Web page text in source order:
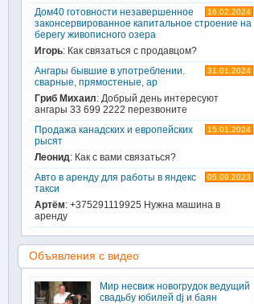
16.02.2024
Дом40 готовности незавершенное
законсервированное капитальное строение на
берегу живописного озера
Игорь: Как связаться с продавцом?
31.01.2024
Ангары бывшие в употреблении.
сварные, прямостеные, ар
Гриб Михаил: Добрый день интересуют
ангары 33 699 2222 перезвоните
15.01.2024
Продажа канадских и европейских
рысят
Леонид: Как с вами связаться?
05.09.2023
Авто в аренду для работы в яндекс
такси
Артём: +375291119925 Нужна машина в
аренду
Объявления с видео
Мир несвиж новогрудок ведущий
свадьбу юбилей dj и баян